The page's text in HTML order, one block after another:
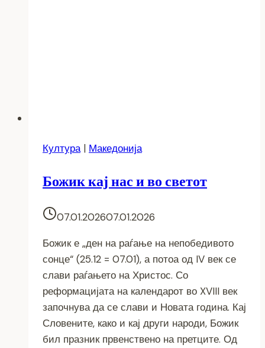
Култура| Македонија
Божик кај нас и во светот
07.01.202607.01.2026
Божик е „ден на раѓање на непобедивото
сонце“ (25.12 = 07.01), а потоа од IV век се
слави раѓањето на Христос. Со
реформацијата на календарот во XVIII век
започнува да се слави и Новата година. Кај
Словените, како и кај други народи, Божик
бил празник првенствено на претците. Од